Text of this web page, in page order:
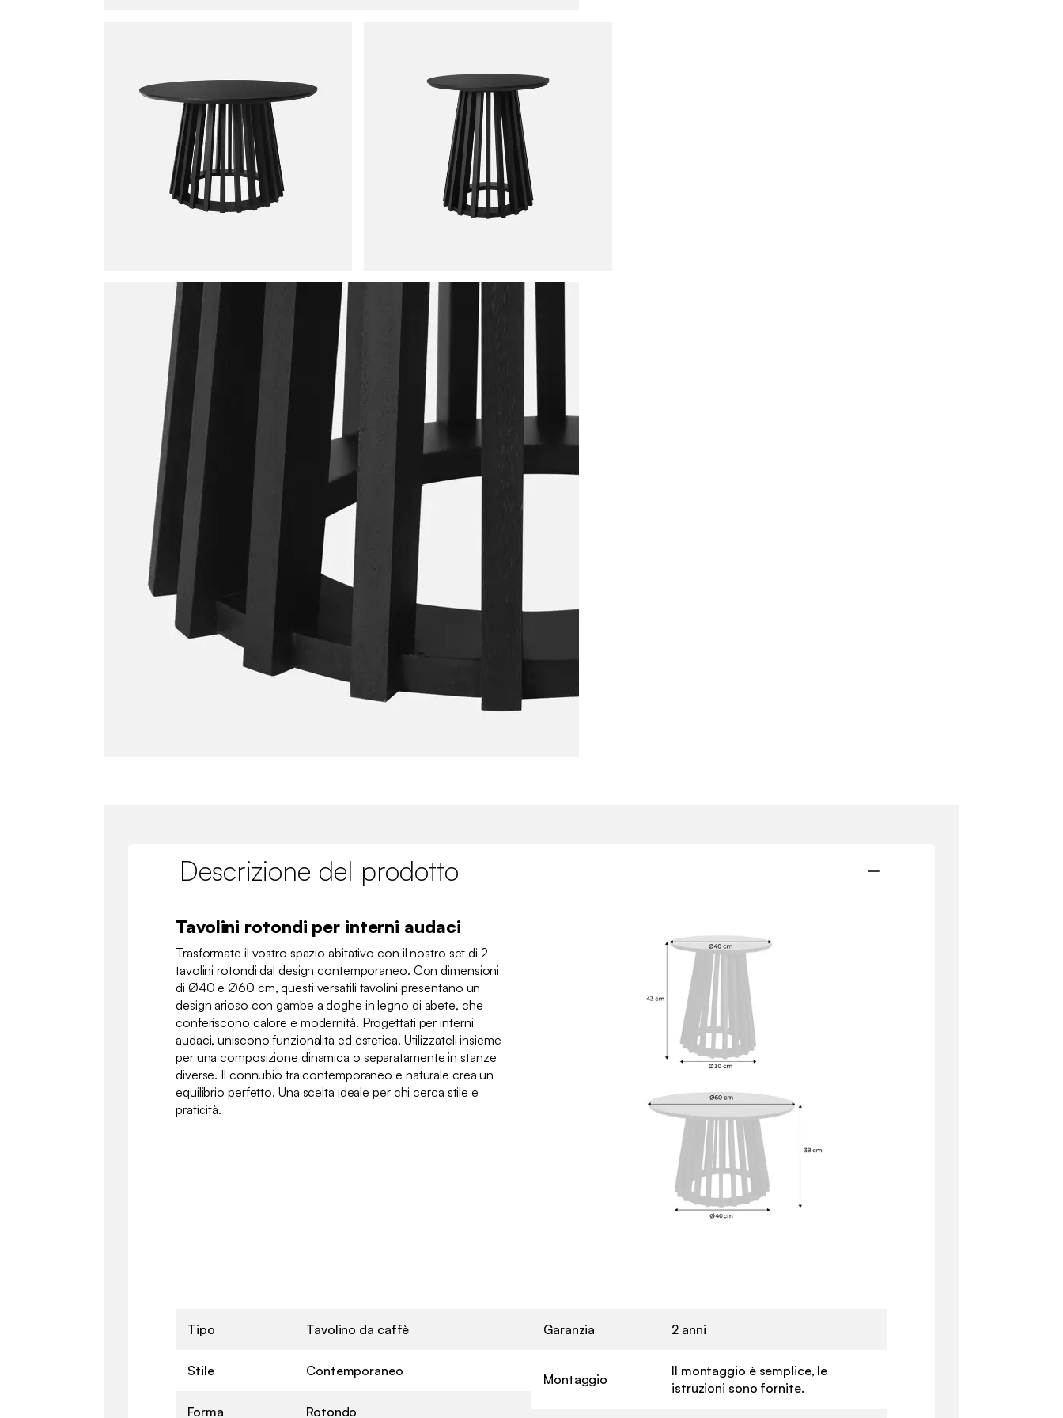
Descrizione del prodotto
Tavolini rotondi per interni audaci
Trasformate il vostro spazio abitativo con il nostro set di 2
tavolini rotondi dal design contemporaneo. Con dimensioni
di Ø40 e Ø60 cm, questi versatili tavolini presentano un
design arioso con gambe a doghe in legno di abete, che
conferiscono calore e modernità. Progettati per interni
audaci, uniscono funzionalità ed estetica. Utilizzateli insieme
per una composizione dinamica o separatamente in stanze
diverse. Il connubio tra contemporaneo e naturale crea un
equilibrio perfetto. Una scelta ideale per chi cerca stile e
praticità.
Tipo Tavolino da caffè
Stile Contemporaneo
Forma Rotondo
Garanzia 2 anni
Montaggio
Il montaggio è semplice, le
istruzioni sono fornite.